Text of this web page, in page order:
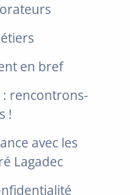
en bref
: rencontrons-
!
avec les
Lagadec